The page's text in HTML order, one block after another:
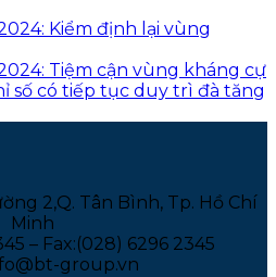
Kiểm định lại vùng
Tiệm cận vùng kháng cự
số có tiếp tục duy trì đà tăng
2,Q. Tân Bình, Tp. Hồ Chí
Minh
– Fax:(028) 6296 2345
group.vn